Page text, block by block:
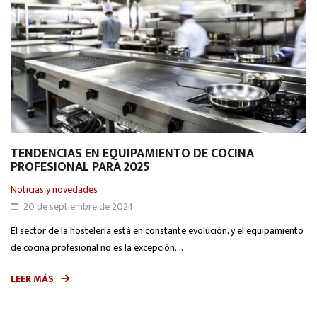
TENDENCIAS EN EQUIPAMIENTO DE COCINA
PROFESIONAL PARA 2025
Noticias y novedades
20 de septiembre de 2024
El sector de la hostelería está en constante evolución, y el equipamiento
de cocina profesional no es la excepción....
LEER MÁS